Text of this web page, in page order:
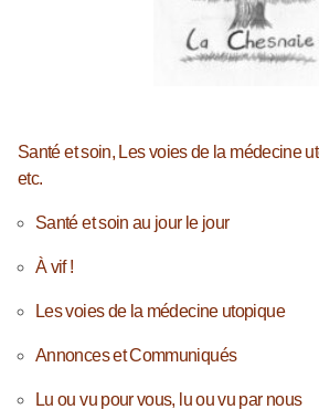
Santé et soin, Les voies de la médecine
etc.
Santé et soin au jour le jour
À vif !
Les voies de la médecine utopique
Annonces et Communiqués
Lu ou vu pour vous, lu ou vu par nous